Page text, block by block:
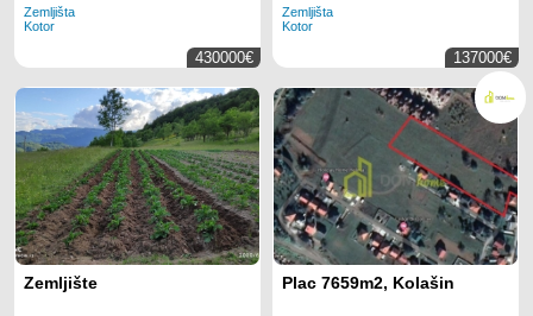
Zemljišta
Kotor
430000€
Zemljišta
Kotor
137000€
Zemljište Plac 7659m2, Kolašin